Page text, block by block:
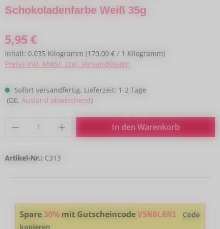
Schokoladenfarbe Weiß 35g
Regulärer Preis:
5,95 €
Inhalt: 0.035 Kilogramm (170,00 € / 1 Kilogramm)
Preise inkl. MwSt. zzgl. Versandkosten
Sofort versandfertig, Lieferzeit: 1-2 Tage
(DE, Ausland abweichend)
Produkt Anzahl: Gib den gewünschten
In den Warenkorb
Artikel-Nr.: C313
Spare30% mit Gutscheincode V5N0L6N1
Code
kopieren